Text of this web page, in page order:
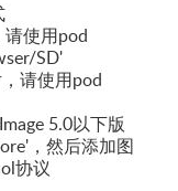
请使用pod
SD'
请使用pod
5.0以下版
，然后添加图
协议